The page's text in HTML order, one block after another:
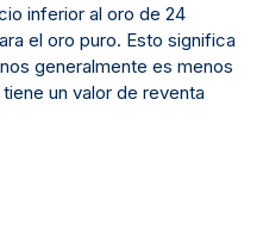
inferior al oro de 24
el oro puro. Esto significa
generalmente es menos
un valor de reventa